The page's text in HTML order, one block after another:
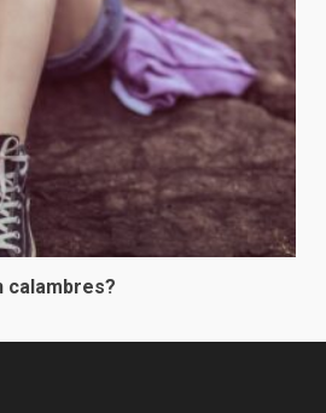
calambres?